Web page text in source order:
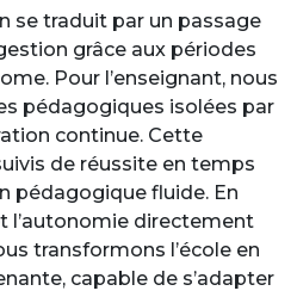
se traduit par un passage
grâce aux périodes
Pour l’enseignant, nous
pédagogiques isolées par
continue. Cette
de réussite en temps
pédagogique fluide. En
l’autonomie directement
transformons l’école en
capable de s’adapter